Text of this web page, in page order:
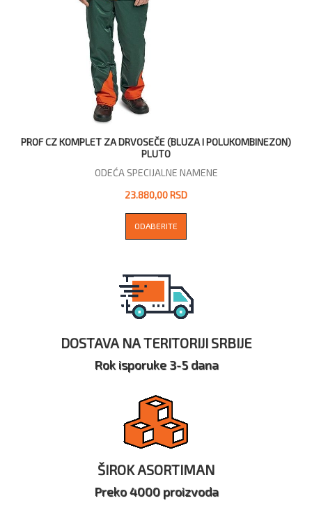
PROF CZ KOMPLET ZA DRVOSEČE (BLUZA I POLUKOMBINEZON)
PLUTO
ODEĆA SPECIJALNE NAMENE
23.880,00 RSD
ODABERITE
DOSTAVA NA TERITORIJI SRBIJE
Rok isporuke 3-5 dana
ŠIROK ASORTIMAN
Preko 4000 proizvoda